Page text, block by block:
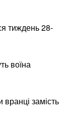
тиждень 28-
воїна
замість